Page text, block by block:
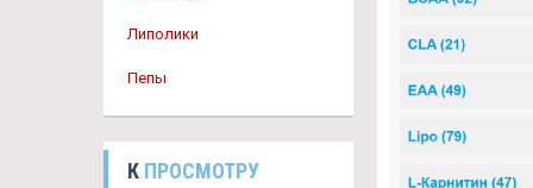
Липолики
Пепы
К ПРОСМОТРУ